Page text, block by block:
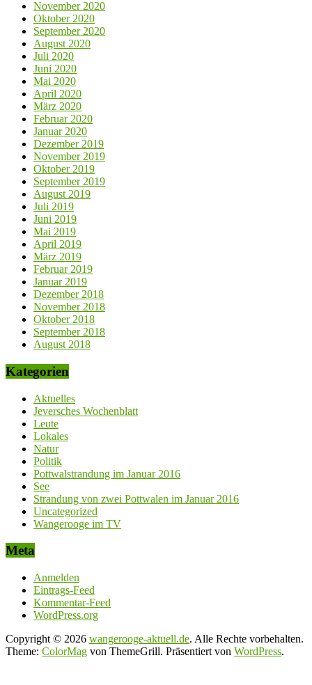
November 2020
Oktober 2020
September 2020
August 2020
Juli 2020
Juni 2020
Mai 2020
April 2020
März 2020
Februar 2020
Januar 2020
Dezember 2019
November 2019
Oktober 2019
September 2019
August 2019
Juli 2019
Juni 2019
Mai 2019
April 2019
März 2019
Februar 2019
Januar 2019
Dezember 2018
November 2018
Oktober 2018
September 2018
August 2018
Kategorien
Aktuelles
Jeversches Wochenblatt
Leute
Lokales
Natur
Politik
Pottwalstrandung im Januar 2016
See
Strandung von zwei Pottwalen im Januar 2016
Uncategorized
Wangerooge im TV
Meta
Anmelden
Eintrags-Feed
Kommentar-Feed
WordPress.org
Copyright © 2026 wangerooge-aktuell.de. Alle Rechte vorbehalten.
Theme: ColorMag von ThemeGrill. Präsentiert von WordPress.